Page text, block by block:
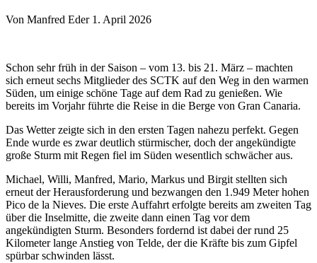
Von Manfred Eder 1. April 2026
Schon sehr früh in der Saison – vom 13. bis 21. März – machten
sich erneut sechs Mitglieder des SCTK auf den Weg in den warmen
Süden, um einige schöne Tage auf dem Rad zu genießen. Wie
bereits im Vorjahr führte die Reise in die Berge von Gran Canaria.
Das Wetter zeigte sich in den ersten Tagen nahezu perfekt. Gegen
Ende wurde es zwar deutlich stürmischer, doch der angekündigte
große Sturm mit Regen fiel im Süden wesentlich schwächer aus.
Michael, Willi, Manfred, Mario, Markus und Birgit stellten sich
erneut der Herausforderung und bezwangen den 1.949 Meter hohen
Pico de la Nieves. Die erste Auffahrt erfolgte bereits am zweiten Tag
über die Inselmitte, die zweite dann einen Tag vor dem
angekündigten Sturm. Besonders fordernd ist dabei der rund 25
Kilometer lange Anstieg von Telde, der die Kräfte bis zum Gipfel
spürbar schwinden lässt.